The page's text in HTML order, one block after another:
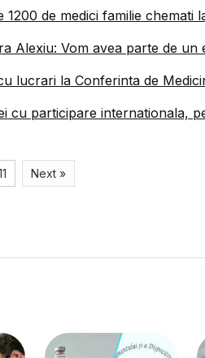
de medici familie chemati
Alexiu: Vom avea parte de un
lucrari la Conferinta de
cu participare internationala,
Next »